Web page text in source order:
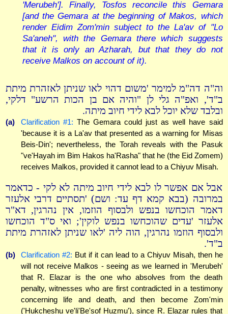
'Merubeh']. Finally, Tosfos reconcile this Gemara
[and the Gemara at the beginning of Makos, which
render Eidim Zom'min subject to the La'av of "Lo
Sa'aneh", with the Gemara there which suggests
that it is only an Azharah, but that they do not
receive Malkos on account of it).
וה"ה דה"מ למימר 'משום דהוי לאו שניתן לאזהרת מיתת
ב"ד', ואפ"ה גלי לן "והיה אם בן הכות הרשע" דלקי,
ובלבד שלא יוכל לבא לידי חיוב מיתה.
(a) Clarification #1: The Gemara could just as well have said
'because it is a La'av that presented as a warning for Misas
Beis-Din'; nevertheless, the Torah reveals with the Pasuk
"ve'Hayah im Bim Hakos ha'Rasha" that he (the Eid Zomem)
receives Malkos, provided it cannot lead to a Chiyuv Misah.
אבל אם אפשר לו לבא לידי חיוב מיתה לא לקי - כדאמר
במרובה (בבא קמא דף עד: ושם) 'תסתיים דרבי אלעזר
דאמר הוכחשו בנפש ולבסוף הוזמו, אין נהרגין, דא"ר
אלעזר 'עדים שהוכחשו בנפש לוקין'; ואי ס"ד הוכחשו
ולבסוף הוזמו נהרגין, הוה ליה 'לאו שניתן לאזהרת מיתת
ב"ד'.
(b) Clarification #2: But if it can lead to a Chiyuv Misah, then he
will not receive Malkos - seeing as we learned in 'Merubeh'
that R. Elazar is the one who absolves from the death
penalty, witnesses who are first contradicted in a testimony
concerning life and death, and then become Zom'min
('Hukcheshu ve'li'Be'sof Huzmu'), since R. Elazar rules that